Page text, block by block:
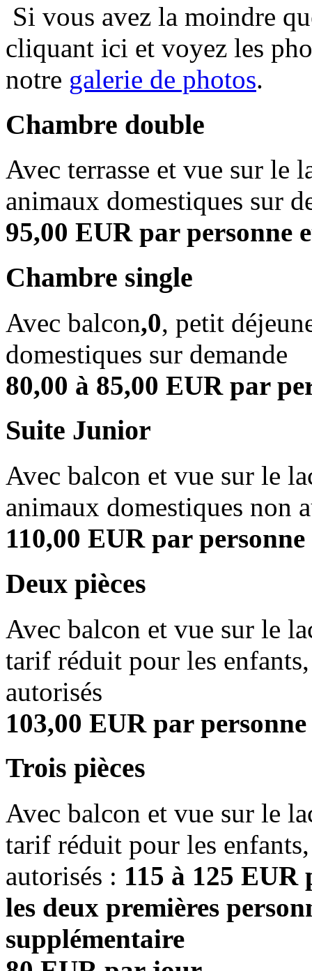
Si vous avez la moindre
cliquant ici et voyez les
notre galerie de photos.
Chambre double
Avec terrasse et vue sur le
animaux domestiques sur
95,00 EUR par personne
Chambre single
Avec balcon,0, petit
domestiques sur demande
80,00 à 85,00 EUR par
Suite Junior
Avec balcon et vue sur le
animaux domestiques non
110,00 EUR par
Deux pièces
Avec balcon et vue sur le
tarif réduit pour les
autorisés
103,00 EUR par
Trois pièces
Avec balcon et vue sur le
tarif réduit pour les
autorisés : 115 à 125
les deux premières
supplémentaire